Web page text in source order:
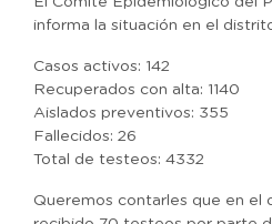
informa la situación en el
Casos activos: 142
Recuperados con alta: 1140
Aislados preventivos: 355
Fallecidos: 26
Total de testeos: 4332
Queremos contarles que en el